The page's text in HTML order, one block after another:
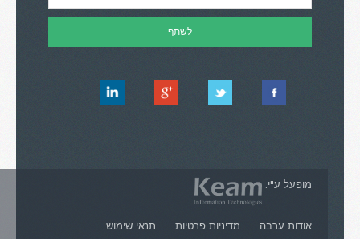
מופעל ע"י:
אודות ערבה מדיניות פרטיות תנאי שימוש